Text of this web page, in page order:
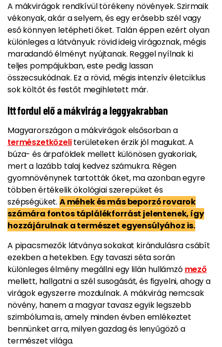
A mákvirágok rendkívül törékeny növények. Szirmaik
vékonyak, akár a selyem, és egy erősebb szél vagy
eső könnyen letépheti őket. Talán éppen ezért olyan
különleges a látványuk: rövid ideig virágoznak, mégis
maradandó élményt nyújtanak. Reggel nyílnak ki
teljes pompájukban, este pedig lassan
összecsukódnak. Ez a rövid, mégis intenzív életciklus
sok költőt és festőt megihletett már.
Itt fordul elő a mákvirág a leggyakrabban
Magyarországon a mákvirágok elsősorban a
természetközeliterületeken érzik jól magukat. A
búza- és árpaföldek mellett különösen gyakoriak,
mert a lazább talaj kedvez számukra. Régen
gyomnövénynek tartották őket, ma azonban egyre
többen értékelik ökológiai szerepüket és
szépségüket. A méhek és más beporzó rovarok
számára fontos táplálékforrást jelentenek, így
hozzájárulnak a természet egyensúlyához is.
A pipacsmezők látványa sokakat kirándulásra csábít
ezekben a hetekben. Egy tavaszi séta során
különleges élmény megállni egy lilán hullámzó mező
mellett, hallgatni a szél susogását, és figyelni, ahogy a
virágok egyszerre mozdulnak. A mákvirág nemcsak
növény, hanem a magyar tavasz egyik legszebb
szimbóluma is, amely minden évben emlékeztet
bennünket arra, milyen gazdag és lenyűgöző a
természet világa.